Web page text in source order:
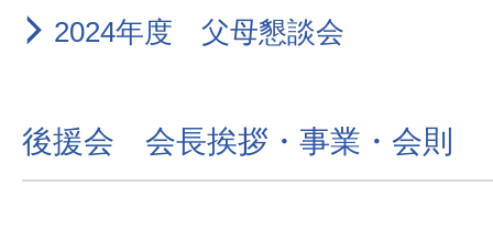
2024年度 父母懇談会
後援会 会長挨拶・事業・会則